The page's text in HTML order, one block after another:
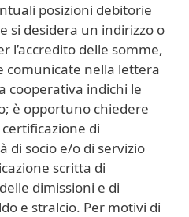
posizioni debitorie
si desidera un indirizzo o
l’accredito delle somme,
comunicate nella lettera
cooperativa indichi le
è opportuno chiedere
di
di socio e/o di servizio
scritta di
dimissioni e di
e stralcio. Per motivi di